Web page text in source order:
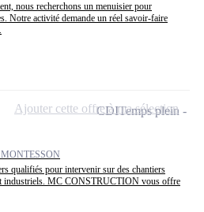
nous recherchons un menuisier pour
Notre activité demande un réel savoir-faire
qualifiés pour intervenir sur des chantiers
industriels. MC CONSTRUCTION vous offre
CDITemps plein
Ajouter cette offre à ma sélection